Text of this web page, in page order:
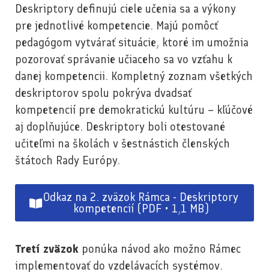
Deskriptory definujú ciele učenia sa a výkony
pre jednotlivé kompetencie. Majú pomôcť
pedagógom vytvárať situácie, ktoré im umožnia
pozorovať správanie učiaceho sa vo vzťahu k
danej kompetencii. Kompletný zoznam všetkých
deskriptorov spolu pokrýva dvadsať
kompetencií pre demokratickú kultúru – kľúčové
aj doplňujúce. Deskriptory boli otestované
učiteľmi na školách v šestnástich členských
štátoch Rady Európy.
Odkaz na 2. zväzok Rámca - Deskriptory
kompetencií (PDF • 1,1 MB)
Tretí zväzok ponúka návod ako možno Rámec
implementovať do vzdelávacích systémov.